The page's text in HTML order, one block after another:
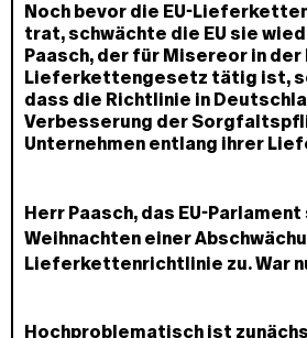
Noch bevor die EU-
trat, schwächte die EU sie
Paasch, der für Misereor in
Lieferkettengesetz tätig ist,
dass die Richtlinie in
Verbesserung der
Unternehmen entlang ihrer
Herr Paasch, das EU-
Weihnachten einer
Lieferkettenrichtlinie zu. War
Hochproblematisch ist